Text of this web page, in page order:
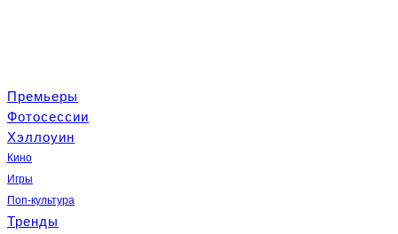
Премьеры
Фотосеcсии
Хэллоуин
Кино
Игры
Поп-культура
Тренды